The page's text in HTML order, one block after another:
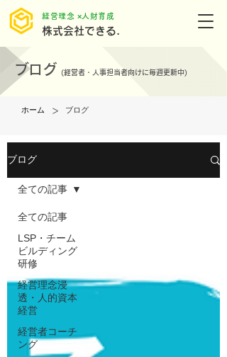
株式会社できる.
​経営理念 ×人財育成
ブログ (経営者・人事担当者向けに毎週更新中)
ホーム > ブログ
ブログ
全ての記事
LSP・チーム
ビルディング
研修
経営理念浸
透・人的資本
経営
経営者コーチ
ング
全ての記事